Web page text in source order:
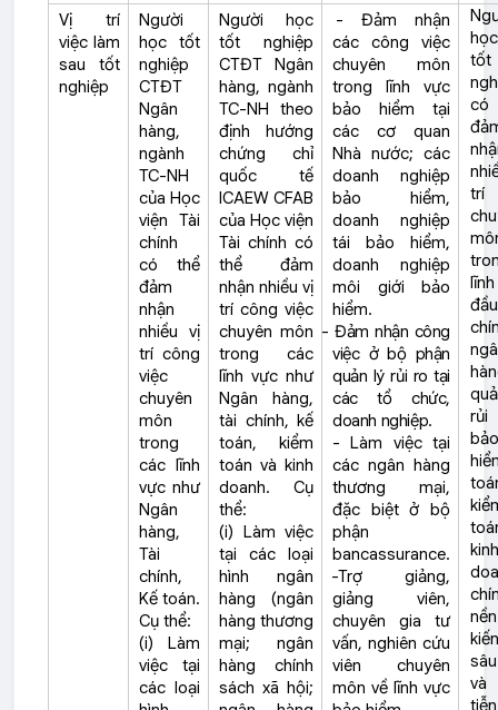
Vị trí
việc làm
sau tốt
nghiệp
Người
học tốt
nghiệp
CTĐT
Ngân
hàng,
ngành
TC-NH
của Học
viện Tài
chính
có thể
đảm
nhận
nhiều vị
trí công
việc
chuyên
môn
trong
các lĩnh
vực như
Ngân
hàng,
Tài
chính,
Kế toán.
Cụ thể:
(i) Làm
việc tại
các loại
Người học
tốt nghiệp
CTĐT Ngân
hàng, ngành
TC-NH theo
định hướng
chứng chỉ
quốc tế
ICAEW CFAB
của Học viện
Tài chính có
thể đảm
nhận nhiều vị
trí công việc
chuyên môn
trong các
lĩnh vực như
Ngân hàng,
tài chính, kế
toán, kiểm
toán và kinh
doanh. Cụ
thể:
(i) Làm việc
tại các loại
hình ngân
hàng (ngân
hàng thương
mại; ngân
hàng chính
sách xã hội;
- Đảm nhận
các công việc
chuyên môn
trong lĩnh vực
bảo hiểm tại
các cơ quan
Nhà nước; các
doanh nghiệp
bảo hiểm,
doanh nghiệp
tái bảo hiểm,
doanh nghiệp
môi giới bảo
hiểm.
- Đảm nhận công
việc ở bộ phận
quản lý rủi ro tại
các tổ chức,
doanh nghiệp.
- Làm việc tại
các ngân hàng
thương mại,
đặc biệt ở bộ
phận
bancassurance.
-Trợ giảng,
giảng viên,
chuyên gia tư
vấn, nghiên cứu
viên chuyên
môn về lĩnh vực
tốt
trí
bảo
kinh
và